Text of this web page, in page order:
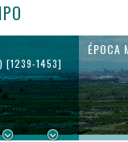
[1239-1453]
ÉPOCA